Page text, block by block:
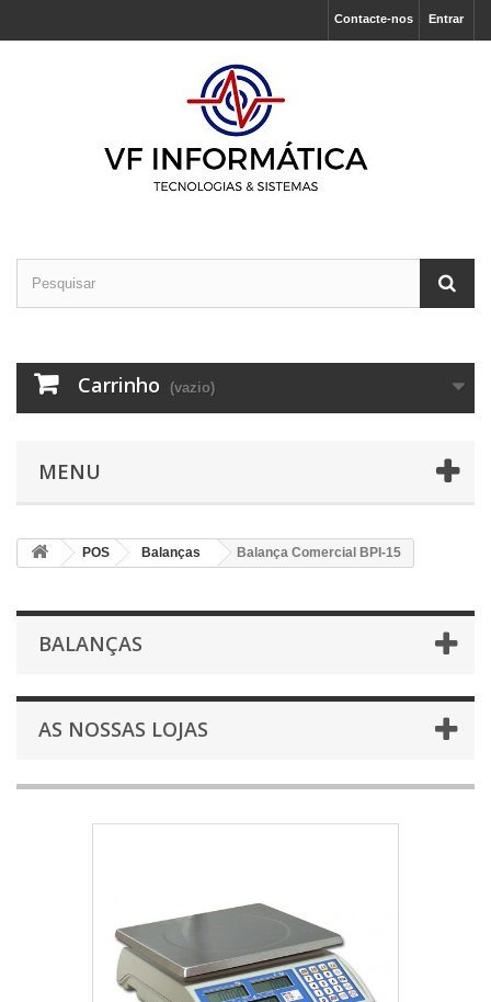
Entrar
Contacte-nos
Carrinho (vazio)
MENU
POS Balanças Balança Comercial BPI-15
BALANÇAS
AS NOSSAS LOJAS